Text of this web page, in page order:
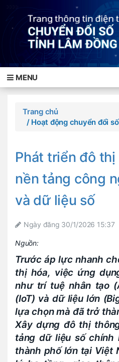
MENU
Trang chủ
/ Hoạt động chuyển đổi số
Phát triển đô
nền tảng công
và dữ liệu số
Ngày đăng 30/1/2026 15:37
Nguồn:
Trước áp lực nhanh
thị hóa, việc ứng
như trí tuệ nhân tạo
(IoT) và dữ liệu lớn
lựa chọn mà đã trở
Xây dựng đô thị
tảng dữ liệu số chính
thành phố lớn tại Việt